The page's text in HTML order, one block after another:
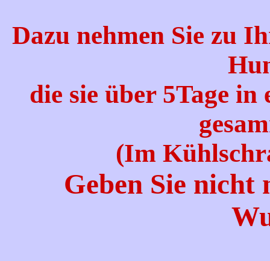
Dazu nehmen Sie zu
die sie über 5Tage in
(Im
Geben Sie nicht